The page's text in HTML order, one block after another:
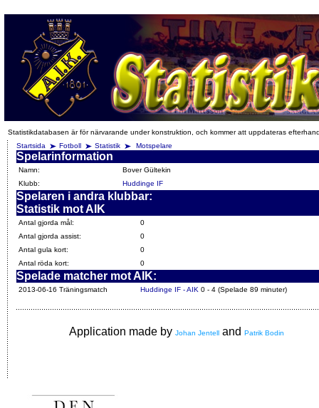
Statistikdatabasen är för närvarande under konstruktion, och kommer att uppdateras
Startsida
Fotboll Statistik Motspelare
Spelarinformation
Namn:
Bover Gültekin
Klubb:
Huddinge IF
Spelaren i andra klubbar:
Statistik mot AIK
Antal gjorda mål:
0
Antal gjorda assist:
0
Antal gula kort:
0
Antal röda kort:
0
Spelade matcher mot AIK:
2013-06-16 Träningsmatch Huddinge IF - AIK 0 - 4 (Spelade 89 minuter)
Application made by Johan Jentell and Patrik Bodin